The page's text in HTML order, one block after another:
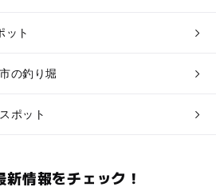
ット
の釣り堀
ポット
情報をチェック！